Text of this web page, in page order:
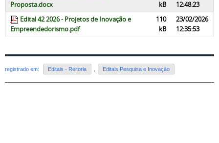
Proposta.docx
kB
12:48:23
Edital 42 2026 - Projetos de Inovação e
Empreendedorismo.pdf
110
kB
23/02/2026
12:35:53
registrado em: Editais - Reitoria Editais Pesquisa e Inovação